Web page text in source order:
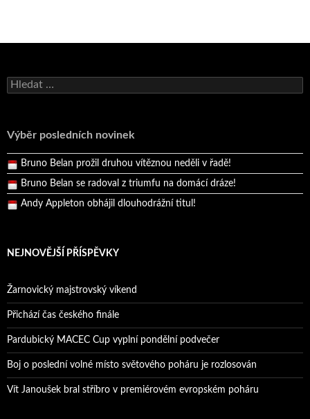
Vyhledávání
Výběr posledních novinek
Bruno Belan se radoval z triumfu na domácí dráze!
Pražský přebor neskrblil překvapeními!
Bruno Belan prožil druhou vítěznou neděli v řadě!
Bruno Belan se radoval z triumfu na domácí dráze!
Andy Appleton obhájil dlouhodrážní titul!
NEJNOVĚJŠÍ PŘÍSPĚVKY
Žarnovický majstrovský víkend
Přichází čas českého finále
Pardubický MACEC Cup vyplní pondělní podvečer
Boj o poslední volné místo světového poháru je rozlosován
Vít Janoušek bral stříbro v premiérovém evropském poháru